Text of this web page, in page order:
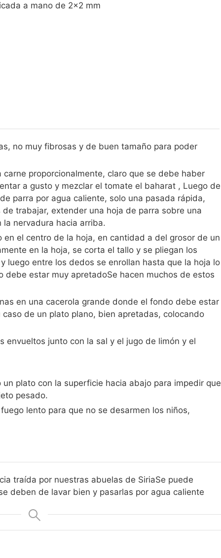
a mano de 2x2 mm
no muy fibrosas y de buen tamaño para poder
proporcionalmente, claro que se debe haber
a gusto y mezclar el tomate el baharat , Luego de
parra por agua caliente, solo una pasada rápida,
trabajar, extender una hoja de parra sobre una
nervadura hacia arriba.
en el centro de la hoja, en cantidad a del grosor de un
en la hoja, se corta el tallo y se pliegan los
luego entre los dedos se enrollan hasta que la hoja lo
debe estar muy apretadoSe hacen muchos de estos
en una cacerola grande donde el fondo debe estar
de un plato plano, bien apretadas, colocando
envueltos junto con la sal y el jugo de limón y el
plato con la superficie hacia abajo para impedir que
pesado.
lento para que no se desarmen los niños,
traída por nuestras abuelas de SiriaSe puede
deben de lavar bien y pasarlas por agua caliente